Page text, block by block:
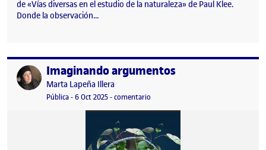
de «Vías diversas en el estudio de la naturaleza» de Paul Klee.
Donde la observación…
Publicado porImaginando argumentos
Publicado por
Marta Lapeña Illera
Visibilidad:
Pública-Fecha de publicación
6 Oct 20256 octubre, 2025 11:21 pm
-comentario